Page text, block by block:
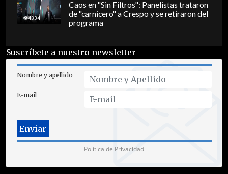
4334
Caos en "Sin Filtros": Panelistas trataron
de "carnicero" a Crespo y se retiraron del
programa
Suscríbete a nuestro newsletter
Nombre y apellido
E-mail
Política de Privacidad